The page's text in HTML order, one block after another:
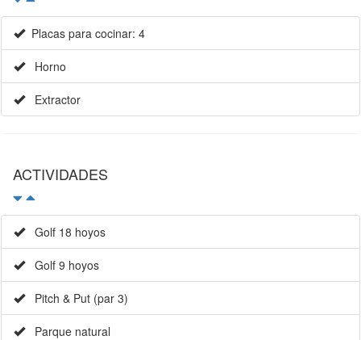
Placas para cocinar: 4
Horno
Extractor
ACTIVIDADES
Golf 18 hoyos
Golf 9 hoyos
Pitch & Put (par 3)
Parque natural